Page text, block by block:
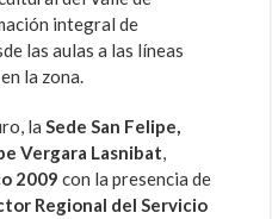
integral de
las aulas a las líneas
la zona.
laSede San Felipe,
Vergara Lasnibat,
2009con la presencia de
Regional del Servicio